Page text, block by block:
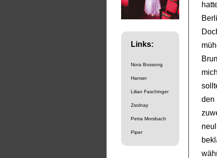
Links:
Nora Bossong
Hanser
Lilian Faschinger
Zsolnay
Petra Morsbach
Piper